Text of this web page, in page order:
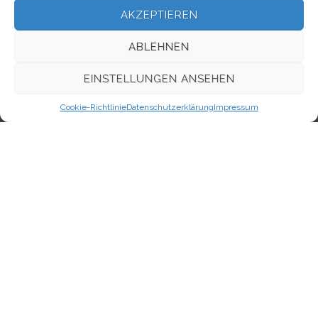
AKZEPTIEREN
ABLEHNEN
EINSTELLUNGEN ANSEHEN
Cookie-RichtlinieDatenschutzerklärungImpressum